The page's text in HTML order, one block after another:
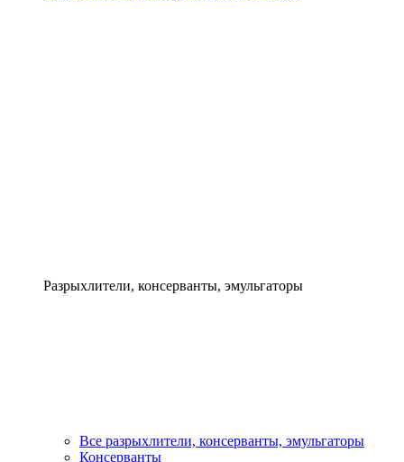
Разрыхлители, консерванты, эмульгаторы
Все разрыхлители, консерванты, эмульгаторы
Консерванты